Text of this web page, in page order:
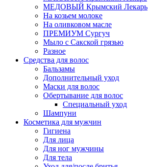
МЕДОВЫЙ Крымский Лекарь
На козьем молоке
На оливковом масле
ПРЕМИУМ Сургуч
Мыло с Сакской грязью
Разное
Средства для волос
Бальзамы
Дополнительный уход
Маски для волос
Обертывание для волос
Специальный уход
Шампуни
Косметика для мужчин
Гигиена
Для лица
Для ног мужчины
Для тела